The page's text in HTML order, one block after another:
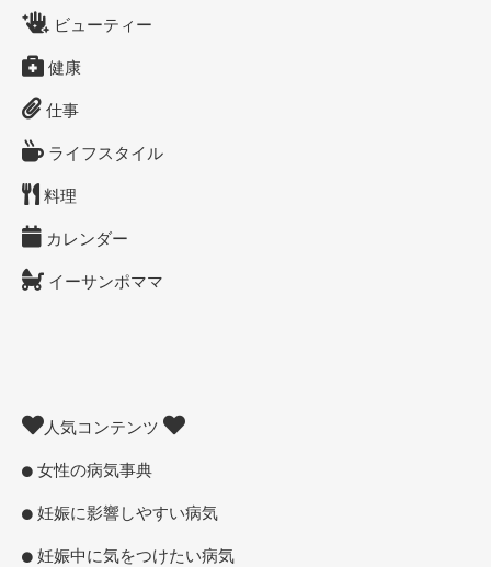
ビューティー
健康
仕事
ライフスタイル
料理
カレンダー
イーサンポママ
人気コンテンツ
女性の病気事典
妊娠に影響しやすい病気
妊娠中に気をつけたい病気